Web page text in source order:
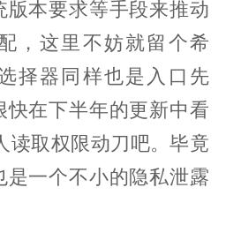
版本要求等手段来推动
，这里不妨就留个希
择器同样也是入口先
快在下半年的更新中看
读取权限动刀吧。毕竟
是一个不小的隐私泄露